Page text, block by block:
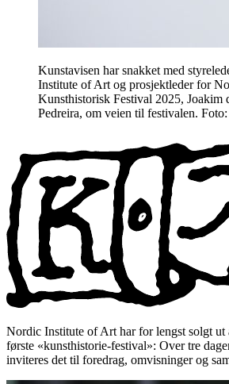
Kunstavisen har snakket med
Institute of Art og prosjektleder for
Kunsthistorisk Festival 2025, Joakim
Pedreira, om veien til festivalen.
Nordic Institute of Art har for lengst solgt
første «kunsthistorie-festival»: Over tre
inviteres det til foredrag, omvisninger og